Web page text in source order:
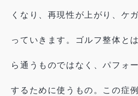
くなり、再現性が上がり、ケ
っていきます。ゴルフ整体と
ら通うものではなく、パフォ
するために使うもの。この症